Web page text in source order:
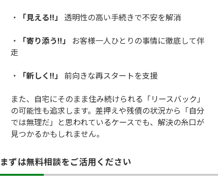
・
「見える!!」 透明性の高い手続きで不安を解消
・
「寄り添う!!」
お客様一人ひとりの事情に徹底して伴
走
・
「新しく!!」 前向きな再スタートを支援
また、自宅にそのまま住み続けられる「リースバック」
の可能性も追求します。差押えや残債の状況から「自分
では無理だ」と思われているケースでも、解決の糸口が
見つかるかもしれません。
まずは無料相談をご活用ください